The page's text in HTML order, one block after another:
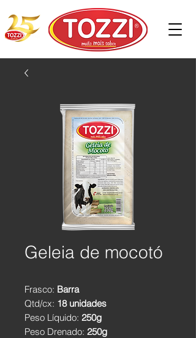
Geleia de mocotó
Frasco: Barra
Qtd/cx: 18 unidades
Peso Líquido: 250g
Peso Drenado: 250g